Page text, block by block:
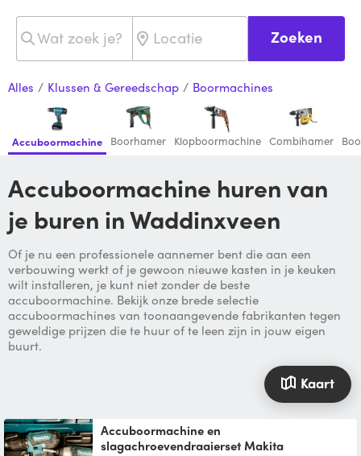
Zoeken
Alles / Klussen & Gereedschap / Boormachines
Accuboormachine Boorhamer Klopboormachine Combihamer
Accuboormachine huren van
je buren in Waddinxveen
Of je nu een professionele aannemer bent die aan een
verbouwing werkt of je gewoon nieuwe kasten in je keuken
wilt installeren, je kunt niet zonder de beste
accuboormachine. Bekijk onze brede selectie
accuboormachines van toonaangevende fabrikanten tegen
geweldige prijzen die te huur of te leen zijn in jouw eigen
buurt.
Kaart
Accuboormachine en
slagachroevendraaierset Makita